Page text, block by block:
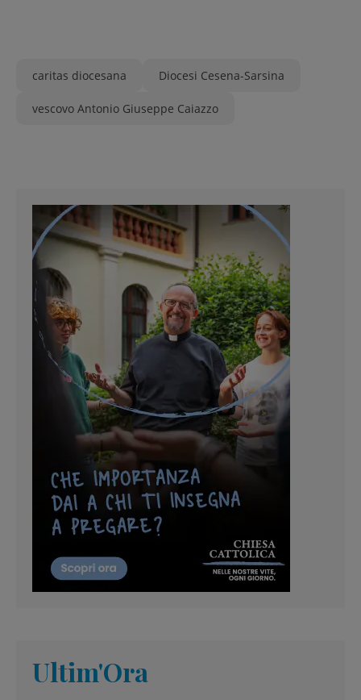
caritas diocesana Diocesi Cesena-Sarsina
vescovo Antonio Giuseppe Caiazzo
Ultim'Ora